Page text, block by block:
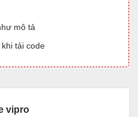
mô tả
tải code
vipro